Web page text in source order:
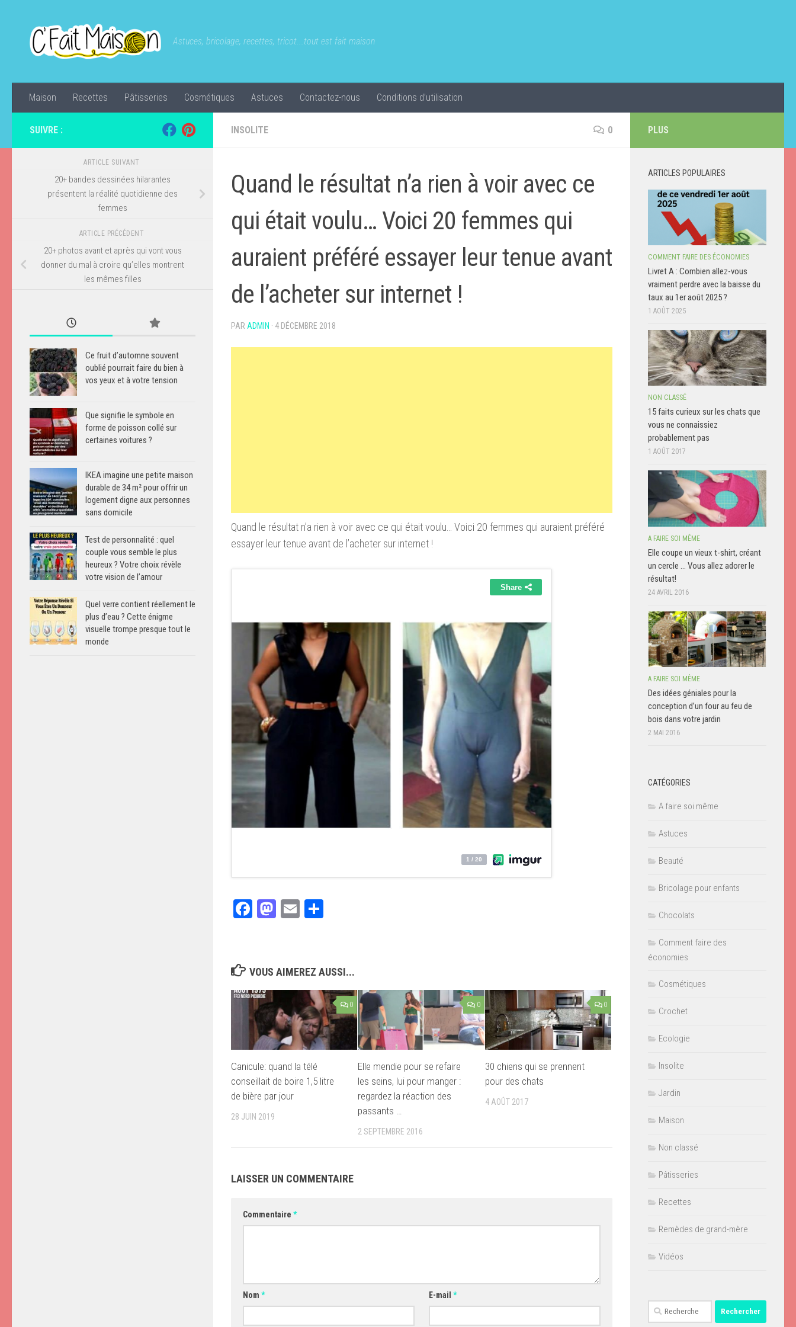
Astuces, bricolage, recettes, tricot...tout est fait maison
Maison Recettes Pâtisseries Cosmétiques Astuces Contactez-nous Conditions d’utilisation
INSOLITE 0
Quand le résultat n’a rien à voir avec ce
qui était voulu… Voici 20 femmes qui
auraient préféré essayer leur tenue avant
de l’acheter sur internet !
PAR ADMIN · 4 DÉCEMBRE 2018
Quand le résultat n’a rien à voir avec ce qui était voulu… Voici 20 femmes qui auraient préféré
essayer leur tenue avant de l’acheter sur internet !
Facebook
Mastodon
Email
VOUS AIMEREZ AUSSI...
0
Canicule: quand la télé
conseillait de boire 1,5 litre
de bière par jour
28 JUIN 2019
0
Elle mendie pour se refaire
les seins, lui pour manger :
regardez la réaction des
passants …
2 SEPTEMBRE 2016
0
30 chiens qui se prennent
pour des chats
4 AOÛT 2017
LAISSER UN COMMENTAIRE
Commentaire *
Nom * E-mail*
SUIVRE :
ARTICLE SUIVANT
20+ bandes dessinées hilarantes
présentent la réalité quotidienne des
femmes
ARTICLE PRÉCÉDENT
20+ photos avant et après qui vont vous
donner du mal à croire qu’elles montrent
les mêmes filles
Ce fruit d’automne souvent
oublié pourrait faire du bien à
vos yeux et à votre tension
Que signifie le symbole en
forme de poisson collé sur
certaines voitures ?
IKEA imagine une petite maison
durable de 34 m² pour offrir un
logement digne aux personnes
sans domicile
Test de personnalité : quel
couple vous semble le plus
heureux ? Votre choix révèle
votre vision de l’amour
Quel verre contient réellement le
plus d’eau ? Cette énigme
visuelle trompe presque tout le
monde
PLUS
ARTICLES POPULAIRES
COMMENT FAIRE DES ÉCONOMIES
Livret A : Combien allez-vous
vraiment perdre avec la baisse du
taux au 1er août 2025 ?
1 AOÛT 2025
NON CLASSÉ
15 faits curieux sur les chats que
vous ne connaissiez
probablement pas
1 AOÛT 2017
A FAIRE SOI MÊME
Elle coupe un vieux t-shirt, créant
un cercle … Vous allez adorer le
résultat!
24 AVRIL 2016
A FAIRE SOI MÊME
Des idées géniales pour la
conception d’un four au feu de
bois dans votre jardin
2 MAI 2016
CATÉGORIES
A faire soi même
Astuces
Beauté
Bricolage pour enfants
Chocolats
Comment faire des
économies
Cosmétiques
Crochet
Ecologie
Insolite
Jardin
Maison
Non classé
Pâtisseries
Recettes
Remèdes de grand-mère
Vidéos
Rechercher :